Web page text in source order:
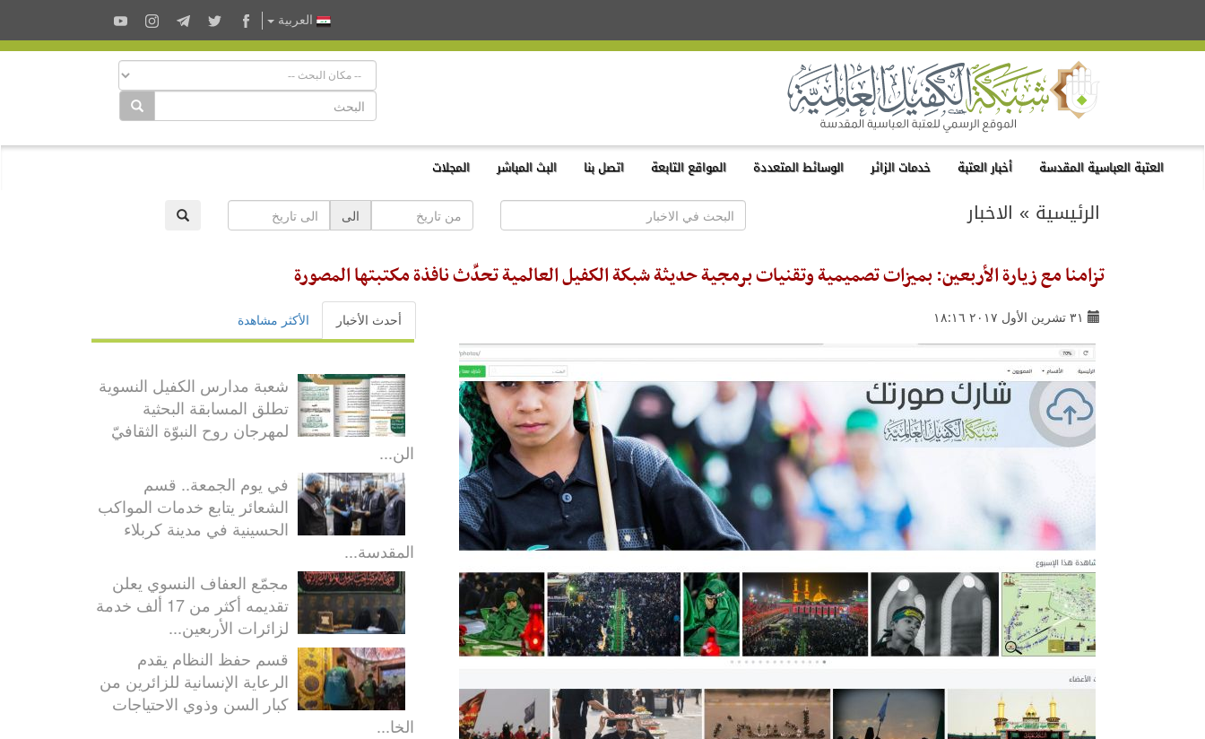
العربية
العتبة العباسية المقدسة أخبار العتبة خدمات الزائر الوسائط المتعددة المواقع التابعة اتصل بنا البث المباشر المجلات
الرئيسية » الاخبار الى
تزامنا مع زيارة الأربعين: بميزات تصميمية وتقنيات برمجية حديثة شبكة الكفيل العالمية تحدِّث نافذة مكتبتها المصورة
٣١ تشرين الأول ٢٠١٧ ١٨:١٦ أحدث الأخبار الأكثر مشاهدة
شعبة مدارس الكفيل النسوية
تطلق المسابقة البحثية
لمهرجان روح النبوّة الثقافيّ
الن...
في يوم الجمعة.. قسم
الشعائر يتابع خدمات المواكب
الحسينية في مدينة كربلاء
المقدسة...
مجمّع العفاف النسوي يعلن
تقديمه أكثر من 17 ألف خدمة
لزائرات الأربعين...
قسم حفظ النظام يقدم
الرعاية الإنسانية للزائرين من
كبار السن وذوي الاحتياجات
الخا...